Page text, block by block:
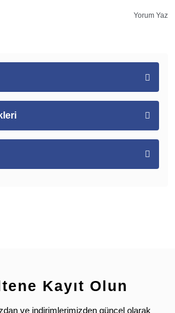
Yorum Yaz
Kayıt Olun
ve indirimlerimizden güncel olarak